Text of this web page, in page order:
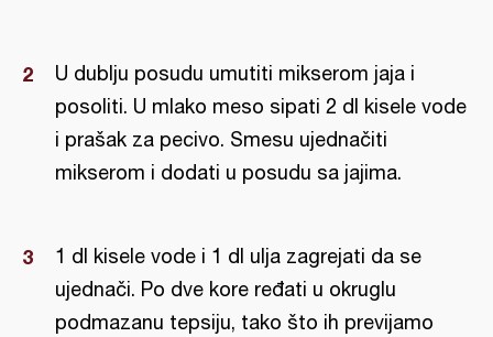
U dublju posudu umutiti mikserom jaja i
posoliti. U mlako meso sipati 2 dl kisele vode
i prašak za pecivo. Smesu ujednačiti
mikserom i dodati u posudu sa jajima.
1 dl kisele vode i 1 dl ulja zagrejati da se
ujednači. Po dve kore ređati u okruglu
podmazanu tepsiju, tako što ih previjamo